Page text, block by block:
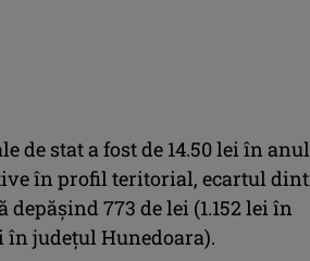
de stat a fost de 14.50 lei în anul
în profil teritorial, ecartul
773 de lei (1.152 lei în
în judeţul Hunedoara).